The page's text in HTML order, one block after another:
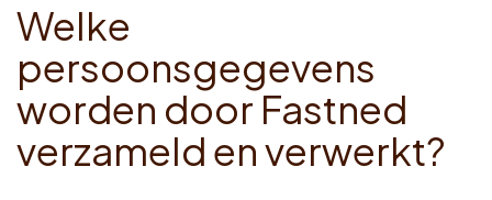
Welke
persoonsgegevens
worden door Fastned
verzameld enverwerkt?